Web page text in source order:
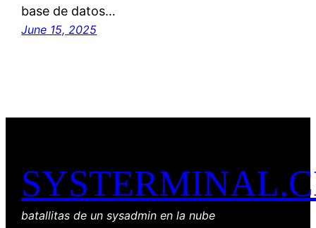
base de datos…
June 15, 2025
batallitas de un sysadmin en la nube